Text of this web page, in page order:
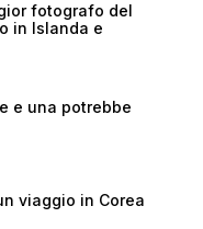
fotografo del
in Islanda e
e una potrebbe
viaggio in Corea